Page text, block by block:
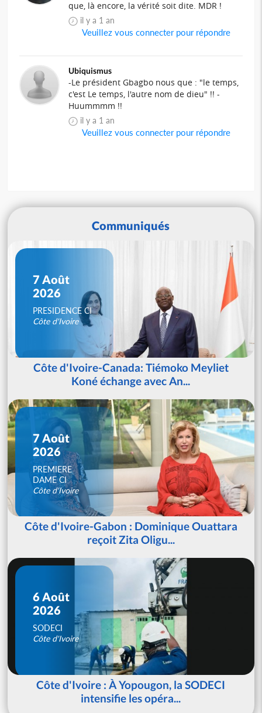
que, là encore, la vérité soit dite. MDR !
il y a 1 an
Veuillez vous connecter pour répondre
Ubiquismus
-Le président Gbagbo nous que : "le temps,
c'est Le temps, l'autre nom de dieu" !! -
Huummmm !!
il y a 1 an
Veuillez vous connecter pour répondre
Communiqués
7 Août
2026
PRESIDENCE CI
Côte d'Ivoire
Côte d'Ivoire-Canada: Tiémoko Meyliet
Koné échange avec An...
7 Août
2026
PREMIERE
DAME CI
Côte d'Ivoire
Côte d'Ivoire-Gabon : Dominique Ouattara
reçoit Zita Oligu...
6 Août
2026
SODECI
Côte d'Ivoire
Côte d'Ivoire : À Yopougon, la SODECI
intensifie les opéra...